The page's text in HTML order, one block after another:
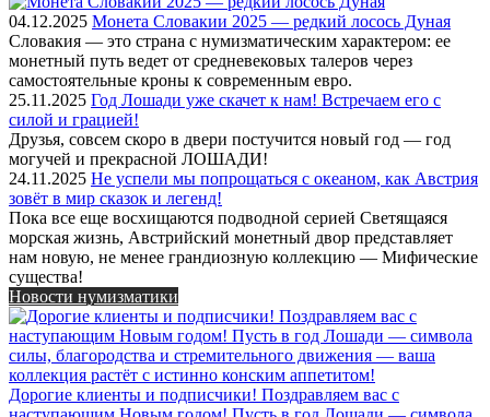
04.12.2025 Монета Словакии 2025 — редкий лосось Дуная
Словакия — это страна с нумизматическим характером: ее
монетный путь ведет от средневековых талеров через
самостоятельные кроны к современным евро.
25.11.2025 Год Лошади уже скачет к нам! Встречаем его с
силой и грацией!
Друзья, совсем скоро в двери постучится новый год — год
могучей и прекрасной ЛОШАДИ!
24.11.2025 Не успели мы попрощаться с океаном, как Австрия
зовёт в мир сказок и легенд!
Пока все еще восхищаются подводной серией Светящаяся
морская жизнь, Австрийский монетный двор представляет
нам новую, не менее грандиозную коллекцию — Мифические
существа!
Новости нумизматики
Дорогие клиенты и подписчики! Поздравляем вас с